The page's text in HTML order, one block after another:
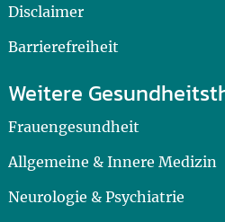
Disclaimer
Barrierefreiheit
Weitere
Frauengesundheit
Allgemeine & Innere Medizin
Neurologie & Psychiatrie